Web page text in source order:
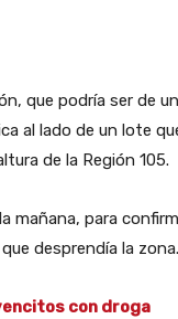
que podría ser de
al lado de un lote
de la Región 105.
mañana, para
desprendía la zona.
con droga